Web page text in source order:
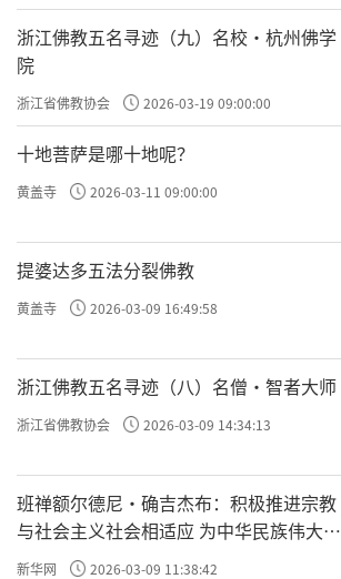
浙江佛教五名寻迹（九）名校·杭州佛学
院
浙江省佛教协会 2026-03-19 09:00:00
十地菩萨是哪十地呢？
黄盖寺 2026-03-11 09:00:00
提婆达多五法分裂佛教
黄盖寺 2026-03-09 16:49:58
浙江佛教五名寻迹（八）名僧·智者大师
浙江省佛教协会 2026-03-09 14:34:13
班禅额尔德尼·确吉杰布：积极推进宗教
与社会主义社会相适应 为中华民族伟大复
兴贡献力量
新华网 2026-03-09 11:38:42